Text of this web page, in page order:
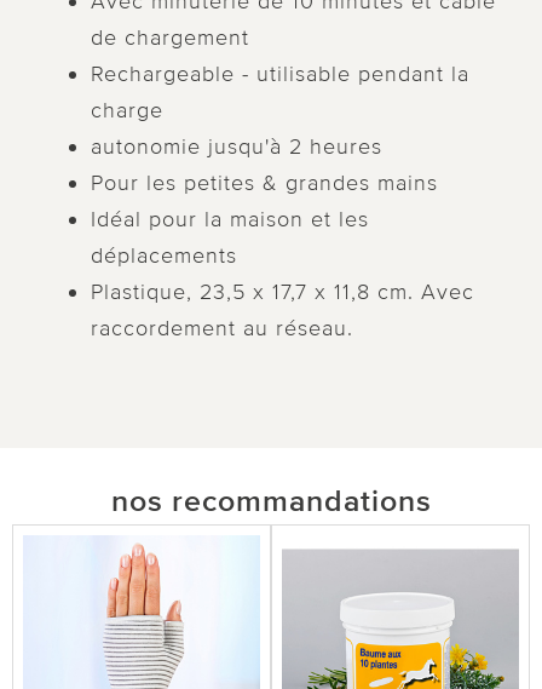
de chargement
Rechargeable - utilisable pendant la
charge
autonomie jusqu'à 2 heures
Pour les petites & grandes mains
Idéal pour la maison et les
déplacements
Plastique, 23,5 x 17,7 x 11,8 cm. Avec
raccordement au réseau.
nos recommandations